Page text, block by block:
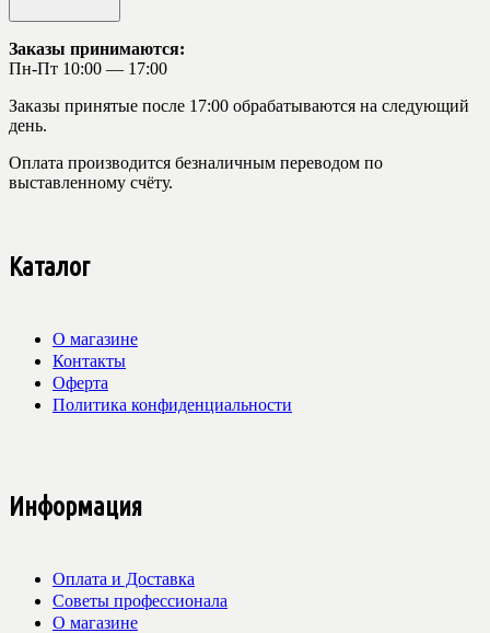
Заказы принимаются:
Пн-Пт 10:00 — 17:00
Заказы принятые после 17:00 обрабатываются на следующий
день.
Оплата производится безналичным переводом по
выставленному счёту.
Каталог
О магазине
Контакты
Оферта
Политика конфиденциальности
Информация
Оплата и Доставка
Советы профессионала
О магазине